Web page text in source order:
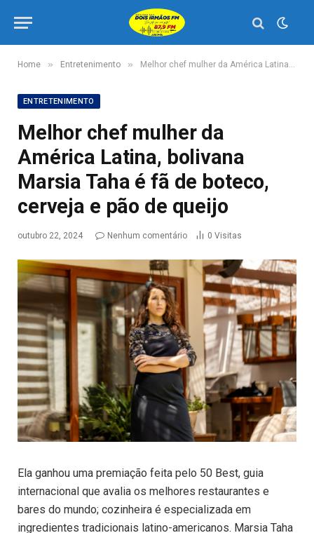
Home » Entretenimento » Melhor chef mulher da América Latina, bolivana Marsia Taha é fã de boteco, cerveja e pão de queijo
ENTRETENIMENTO
Melhor chef mulher da
América Latina, bolivana
Marsia Taha é fã de boteco,
cerveja e pão de queijo
outubro 22, 2024 Nenhum comentário 0 Visitas
Ela ganhou uma premiação feita pelo 50 Best, guia
internacional que avalia os melhores restaurantes e
bares do mundo; cozinheira é especializada em
ingredientes tradicionais latino-americanos. Marsia Taha